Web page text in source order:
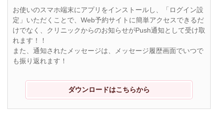
お使いのスマホ端末にアプリをインストールし、「ログイン設
定」いただくことで、Web予約サイトに簡単アクセスできるだ
けでなく、クリニックからのお知らせがPush通知として受け取
れます！！
また、通知されたメッセージは、メッセージ履歴画面でいつで
も振り返れます！
ダウンロードはこちらから